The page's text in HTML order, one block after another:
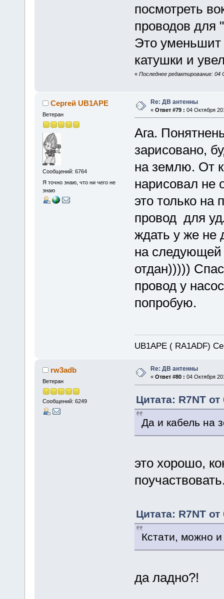
посмотреть
проводов для
Это уменьшит
катушки и
« Последнее редактирование:
Сергей UB1APE
Ветеран
Сообщений: 6764
Я точно знаю, что ни чего не
знаю
Re: ДВ антенны
« Ответ #79 : 04 Октября
Ага.
зарисовано,
на землю. От
нарисовал не
это только
провод для
ждать у же не
на следующей
отдан)))))
провод у
попробую.
UB1APE ( RA1ADF)
rw3adb
Ветеран
Сообщений: 6249
Re: ДВ антенны
« Ответ #80 : 04 Октября
Цитата: R7NT
Да и кабель на
это хорошо,
Цитата: R7NT
Кстати, можно
да ладно?!